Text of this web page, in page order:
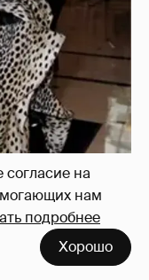
на
нам
подробнее
Хорошо